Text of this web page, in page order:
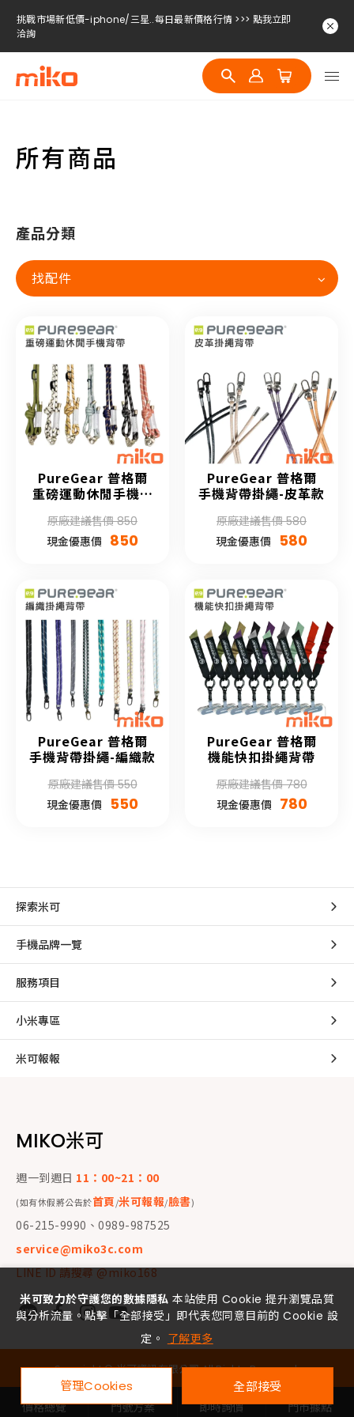
挑戰市場新低價-iphone/三星..每日最新價格行情 >>> 點我立即
洽詢
挑戰市場新低價-iphone/三星..每日最新價格行情 >>> 點我立即
洽詢
挑戰市場新低價-iphone/三星..每日最新價格行情 >>> 點我立即
所有商品
產品分類
找配件
PureGear 普格爾
重磅運動休閒手機背
原廠建議售價 850
現金優惠價 850
PureGear 普格爾
手機背帶掛繩-皮革款
原廠建議售價 580
現金優惠價
580
PureGear 普格爾
手機背帶掛繩-編織款
原廠建議售價 550
現金優惠價
550
PureGear 普格爾
機能快扣掛繩背帶
原廠建議售價 780
現金優惠價 780
探索米可
手機品牌一覽
服務項目
小米專區
米可報報
MIKO米可
週一到週日 11：00~21：00
(如有休假將公告於首頁/米可報報/臉書)
06-215-9990、0989-987525
service@miko3c.com
LINE ID 請搜尋 @miko168
Copyright ©米可資訊有限公司All Rights Reserved.
價格總覽 門號方案 即時詢價 門市據點
米可致力於守護您的數據隱私 本站使用 Cookie 提升瀏覽品質
與分析流量。點擊「全部接受」即代表您同意目前的 Cookie 設
定。 了解更多
管理Cookies 全部接受